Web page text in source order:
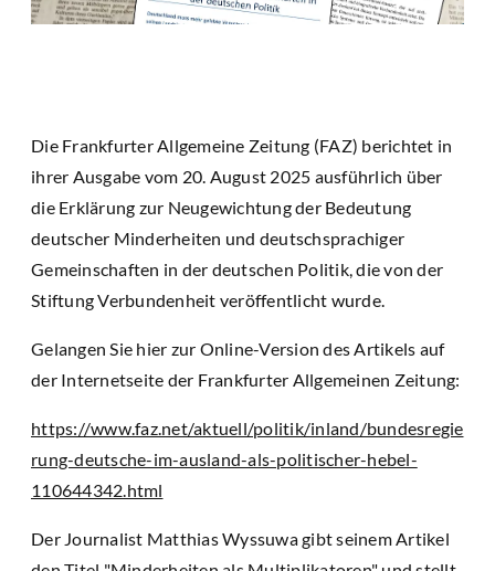
Die Frankfurter Allgemeine Zeitung (FAZ) berichtet in
ihrer Ausgabe vom 20. August 2025 ausführlich über
die Erklärung zur Neugewichtung der Bedeutung
deutscher Minderheiten und deutschsprachiger
Gemeinschaften in der deutschen Politik, die von der
Stiftung Verbundenheit veröffentlicht wurde.
Gelangen Sie hier zur Online-Version des Artikels auf
der Internetseite der Frankfurter Allgemeinen Zeitung:
https://www.faz.net/aktuell/politik/inland/bundesregie
rung-deutsche-im-ausland-als-politischer-hebel-
110644342.html
Der Journalist Matthias Wyssuwa gibt seinem Artikel